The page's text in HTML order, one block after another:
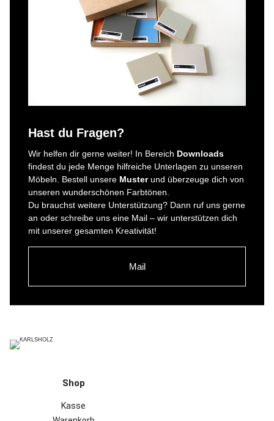
Hast du Fragen?
Wir helfen dir gerne weiter! In Bereich Downloads
findest du jede Menge hilfreiche Unterlagen zu unseren
Möbeln. Bestell unsere Musterund überzeuge dich von
unseren wunderschönen Farbtönen.
Du brauchst weitere Unterstützung? Dann ruf uns gerne
an oder schreibe uns eine Mail – wir unterstützen dich
mit unserer gesamten Kreativität!
Mail
Shop
Kasse